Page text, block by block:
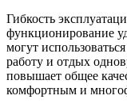
Гибкость
функционирование
могут
работу и отдых
повышает общее
комфортным и